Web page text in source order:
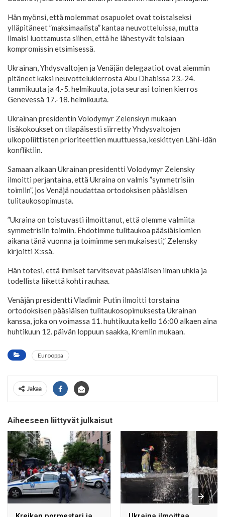
Hän myönsi, että molemmat osapuolet ovat toistaiseksi
ylläpitäneet ”maksimaalista” kantaa neuvotteluissa, mutta
ilmaisi luottamusta siihen, että he lähestyvät toisiaan
kompromissin etsimisessä.
Ukrainan, Yhdysvaltojen ja Venäjän delegaatiot ovat aiemmin
pitäneet kaksi neuvottelukierrosta Abu Dhabissa 23.-24.
tammikuuta ja 4.-5. helmikuuta, jota seurasi toinen kierros
Genevessä 17.-18. helmikuuta.
Ukrainan presidentin Volodymyr Zelenskyn mukaan
lisäkokoukset on tilapäisesti siirretty Yhdysvaltojen
ulkopoliittisten prioriteettien muuttuessa, keskittyen Lähi-idän
konfliktiin.
Samaan aikaan Ukrainan presidentti Volodymyr Zelensky
ilmoitti perjantaina, että Ukraina on valmis ”symmetrisiin
toimiin”, jos Venäjä noudattaa ortodoksisen pääsiäisen
tulitaukosopimusta.
”Ukraina on toistuvasti ilmoittanut, että olemme valmiita
symmetrisiin toimiin. Ehdotimme tulitaukoa pääsiäislomien
aikana tänä vuonna ja toimimme sen mukaisesti,” Zelensky
kirjoitti X:ssä.
Hän totesi, että ihmiset tarvitsevat pääsiäisen ilman uhkia ja
todellista liikettä kohti rauhaa.
Venäjän presidentti Vladimir Putin ilmoitti torstaina
ortodoksisen pääsiäisen tulitaukosopimuksesta Ukrainan
kanssa, joka on voimassa 11. huhtikuuta kello 16:00 alkaen aina
huhtikuun 12. päivän loppuun saakka, Kremlin mukaan.
Eurooppa
Jakaa
Aiheeseen liittyvät julkaisut